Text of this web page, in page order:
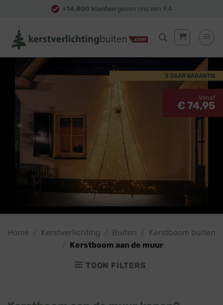
content
+14.800 klanten geven ons een 9,4
3 JAAR GARANTIE
Vanaf
€ 74,95
Home Kerstverlichting Buiten
Kerstboom buiten
Kerstboom aan de muur
TOON FILTERS